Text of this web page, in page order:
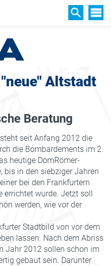
Altstadt
Beratung
seit Anfang 2012 die
die Bombardements im 2.
heutige DomRömer-
bis in den siebziger Jahren
bei den Frankfurtern
errichtet wurde. Jetzt soll
werden, wie vor der
Stadtbild von vor dem
lassen. Nach dem Abriss
Jahr 2012 sollen schon im
gebaut sein. Darunter